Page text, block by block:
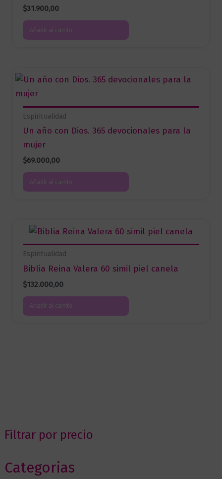
Filtrar por precio
Categorias
$31.900,00
Añadir al carrito
Espiritualidad
Un año con Dios. 365 devocionales para la
mujer
$69.000,00
Añadir al carrito
Espiritualidad
Biblia Reina Valera 60 simil piel canela
$132.000,00
Añadir al carrito